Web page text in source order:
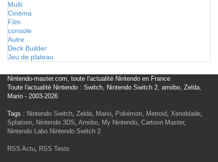
Multi
Cinéma
Film
console
Autre
Deck Builder
Jeu de plateau
Nintendo-master.com, toute l'actualité Nintendo en France
Toute l'actualité Nintendo : Switch, Nintendo Switch 2, amiibo, Zelda,
Mario - 2003-2026
Tags : Nintendo Switch, Zelda, Mario, Pokémon, Metroid, Xenoblade,
Splatoon, Nintendo 3DS, Amiibo, My Nintendo, Cartoon Master,
Nintendo Labo Nintendo Switch 2
RSS Actu, RSS Tests